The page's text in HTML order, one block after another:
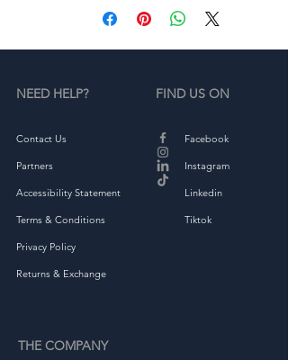
후디는 다양한 룩으로 스타일
스트리트웨어 아이템입니다.
리에스터
테인 3%
• 내부에 기모 처리된 플리스
원단
• 이중 후드
• 고급스러운 느낌을 주는 금
속 구멍이 있는 플랫 드로우
• 브랜딩을 위한 내/외부 라벨
NEED HELP?
Contact Us
Partners
Accessibility Statement
Terms & Conditions
Privacy Policy
Returns & Exchange
FIND US ON
Facebook
Instagram
Linkedin
Tiktok
THE COMPANY